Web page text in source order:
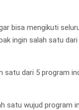
bisa mengikuti
ingin salah satu
satu dari 5 program
satu wujud program